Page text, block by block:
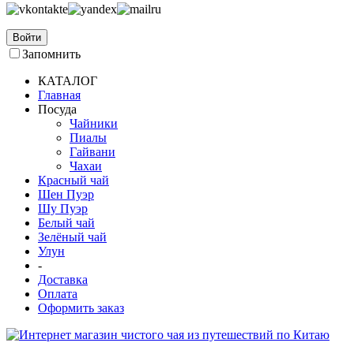
Войти
Запомнить
КАТАЛОГ
Главная
Посуда
Чайники
Пиалы
Гайвани
Чахаи
Красный чай
Шен Пуэр
Шу Пуэр
Белый чай
Зелёный чай
Улун
-
Доставка
Оплата
Оформить заказ